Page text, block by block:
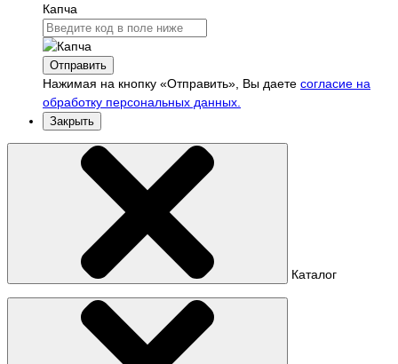
Капча
Отправить
Нажимая на кнопку «Отправить», Вы даете согласие на
обработку персональных данных.
Закрыть
Каталог